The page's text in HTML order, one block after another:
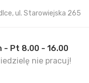
ul. Starowiejska 265
- Pt 8.00 - 16.00
nie pracuj!